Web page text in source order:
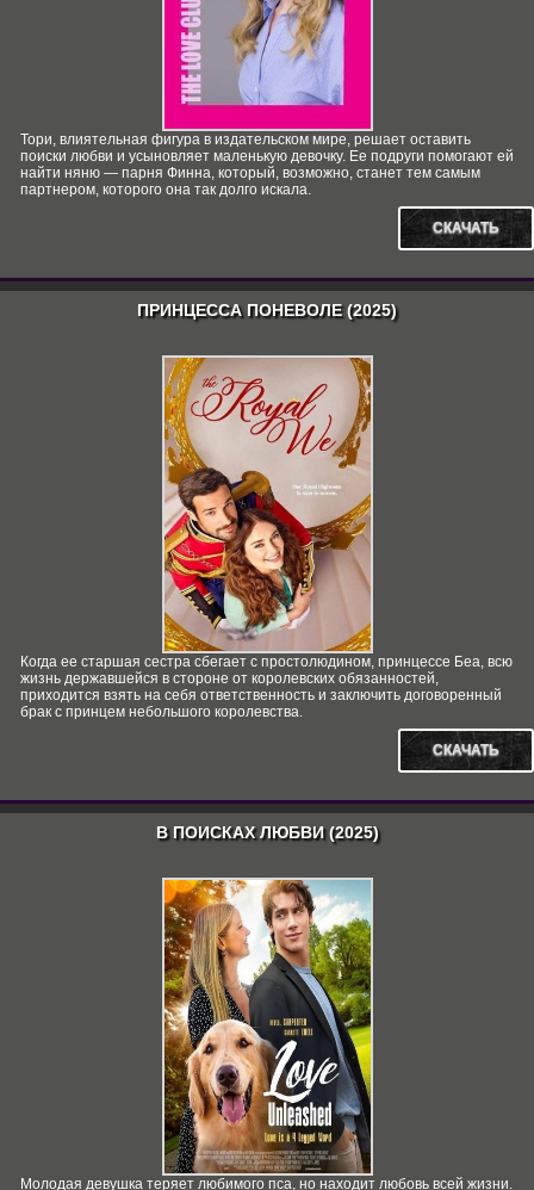
Тори, влиятельная фигура в издательском мире, решает оставить
поиски любви и усыновляет маленькую девочку. Ее подруги помогают ей
найти няню — парня Финна, который, возможно, станет тем самым
партнером, которого она так долго искала.
СКАЧАТЬ
ПРИНЦЕССА ПОНЕВОЛЕ (2025)
Когда ее старшая сестра сбегает с простолюдином, принцессе Беа, всю
жизнь державшейся в стороне от королевских обязанностей,
приходится взять на себя ответственность и заключить договоренный
брак с принцем небольшого королевства.
СКАЧАТЬ
В ПОИСКАХ ЛЮБВИ (2025)
Молодая девушка теряет любимого пса, но находит любовь всей жизни.